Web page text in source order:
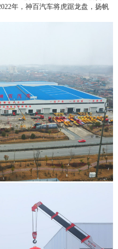
年，神百汽车将虎踞龙盘，扬帆